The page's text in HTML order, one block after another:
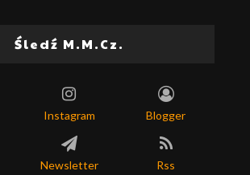
Śledź M.M.Cz.
Instagram Blogger
Newsletter Rss